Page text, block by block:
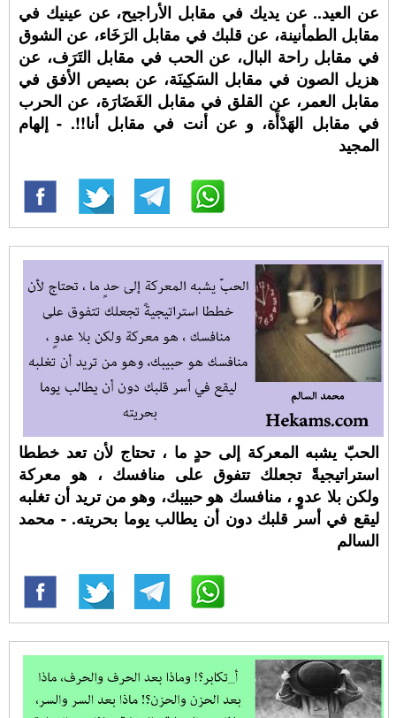
عن العيد.. عن يديك في مقابل الأراجيح، عن عينيك في
مقابل الطمأنينة، عن قلبك في مقابل الرَخَاء، عن الشوق
في مقابل راحة البال، عن الحب في مقابل التَرَف، عن
هزيل الصون في مقابل السَكِينَة، عن بصيص الأفق في
مقابل العمر، عن القلق في مقابل الغَضَارَة، عن الحرب
في مقابل الهَدْأَة، و عن أنت في مقابل أنا!!. - إلهام
المجيد
الحبّ يشبه المعركة إلى حدٍ ما ، تحتاج لأن تعد خططا
استراتيجيةً تجعلك تتفوق على منافسك ، هو معركة
ولكن بلا عدوٍ ، منافسك هو حبيبك، وهو من تريد أن تغلبه
ليقع في أسر قلبك دون أن يطالب يوما بحريته. - محمد
السالم